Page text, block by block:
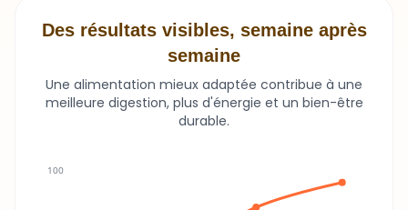
Des résultats visibles, semaine après
semaine
Une alimentation mieux adaptée contribue à une
meilleure digestion, plus d'énergie et un bien-être
durable.
100